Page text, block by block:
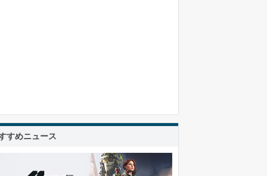
すめニュース